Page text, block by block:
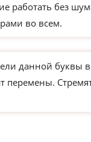
работать без
во всем.
данной буквы в
перемены.